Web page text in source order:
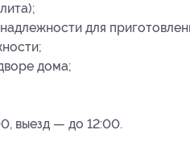
для
дома;
выезд — до 12:00.